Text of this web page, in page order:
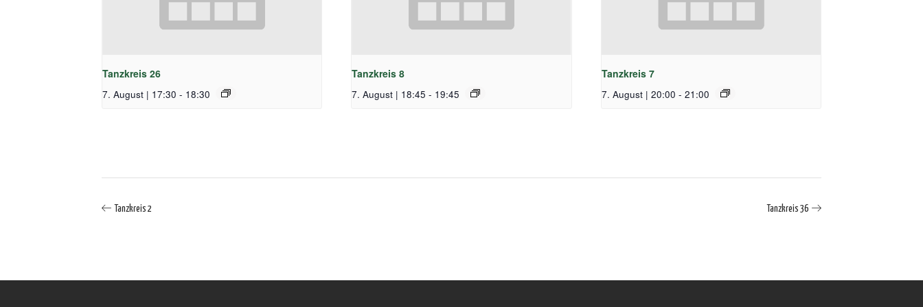
Tanzkreis 26
7. August | 17:30 - 18:30
Tanzkreis 8
7. August | 18:45 - 19:45
Tanzkreis 7
7. August | 20:00 - 21:00
Tanzkreis 2 Tanzkreis 36